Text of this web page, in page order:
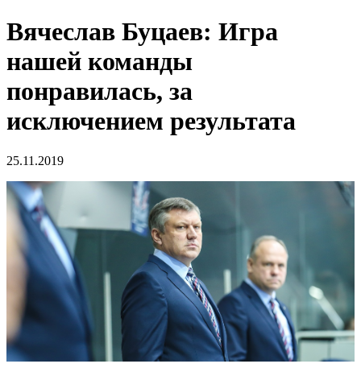
Вячеслав Буцаев: Игра
нашей команды
понравилась, за
исключением результата
25.11.2019